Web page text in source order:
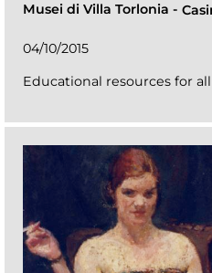
Musei di Villa Torlonia -
04/10/2015
Educational resources for all